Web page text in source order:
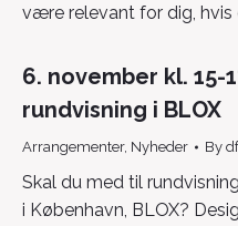
være relevant for dig, hvis
6. november kl. 15-
rundvisning i BLOX
Arrangementer, Nyheder By
Skal du med til
i København, BLOX?